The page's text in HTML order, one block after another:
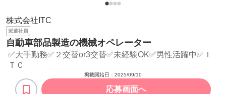
株式会社ITC
派遣社員
自動車部品製造の機械オペレーター
✅大手勤務✅２交替or3交替✅未経験OK✅男性活躍中✅Ｉ
ＴＣ
掲載開始日： 2025/09/10
応募画面へ